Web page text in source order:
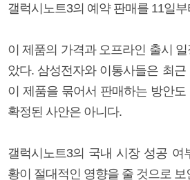
갤럭시노트3의 예약 판매를 11일
이 제품의 가격과 오프라인 출시
았다. 삼성전자와 이통사들은 최
이 제품을 묶어서 판매하는 방안
확정된 사안은 아니다.
갤럭시노트3의 국내 시장 성공 여
황이 절대적인 영향을 줄 것으로 보